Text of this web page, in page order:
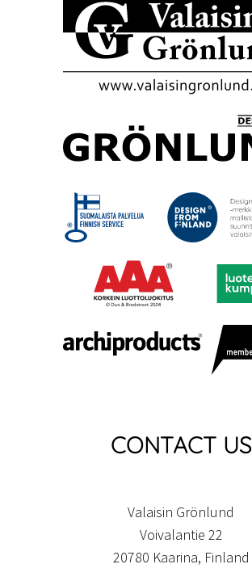
CONTACT US
Valaisin Grönlund
Voivalantie 22
20780 Kaarina, Finland